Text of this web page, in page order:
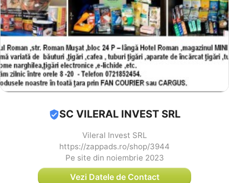
SC VILERAL INVEST SRL
Vileral Invest SRL
https://zappads.ro/shop/3944
Pe site din noiembrie 2023
Vezi Datele de Contact